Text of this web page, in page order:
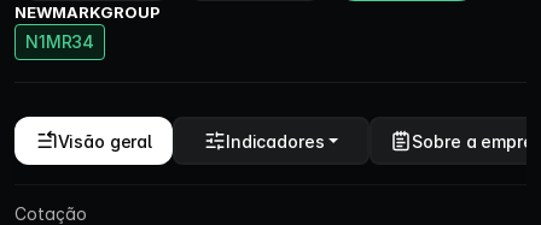
NEWMARKGROUP
N1MR34
Visão geral Indicadores Sobre a
Cotação